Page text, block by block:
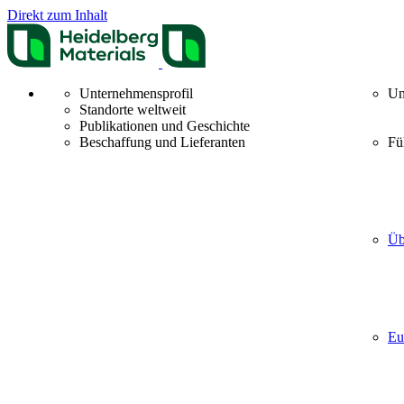
Direkt zum Inhalt
Unternehmensprofil
Standorte weltweit
Publikationen und Geschichte
Beschaffung und Lieferanten